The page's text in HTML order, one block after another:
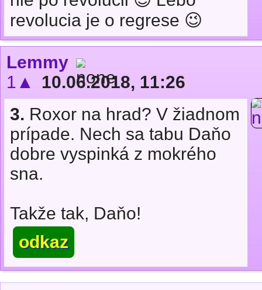
revolucia je o regrese 😉
Lemmy
1▲
10.06.2018, 11:26
3. Roxor na hrad? V žiadnom
prípade. Nech sa tabu Daňo
dobre vyspinká z mokrého
sna.
Takže tak, Daňo!
odkaz